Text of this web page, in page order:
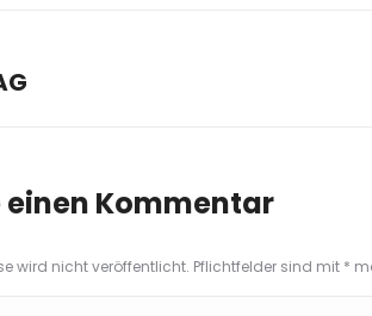
einen Kommentar
wird nicht veröffentlicht. Pflichtfelder sind mit *